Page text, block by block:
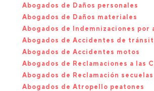
Abogados de Daños personales
Abogados de Daños materiales
Abogados de Indemnizaciones por
Abogados de Accidentes de
Abogados de Accidentes motos
Abogados de Reclamaciones a las
Abogados de Reclamación secuelas
Abogados de Atropello peatones